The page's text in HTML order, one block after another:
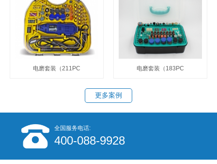
电磨套装（211PC 电磨套装（183PC
更多案例
全国服务电话:
400-088-9928